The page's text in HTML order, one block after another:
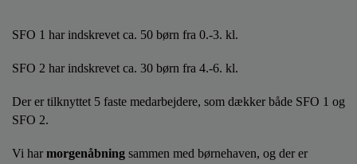
SFO 1 har indskrevet ca. 50 børn fra 0.-3. kl.
SFO 2 har indskrevet ca. 30 børn fra 4.-6. kl.
Der er tilknyttet 5 faste medarbejdere, som dækker både SFO 1 og
SFO 2.
Vi har morgenåbning sammen med børnehaven, og der er